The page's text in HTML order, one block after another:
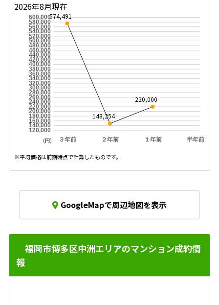
2026年8月現在
３年前 ２年前 １年前 半年前
120,000
140,000
160,000
180,000
200,000
220,000
240,000
260,000
280,000
300,000
320,000
340,000
360,000
380,000
400,000
420,000
440,000
460,000
480,000
500,000
520,000
540,000
560,000
580,000
600,000574,491
148,254
220,000
(円)
※平均価格は前期時点で計算したものです。
GoogleMapで周辺地図を表示
福岡市博多区中洲エリアのマンション成約情
報